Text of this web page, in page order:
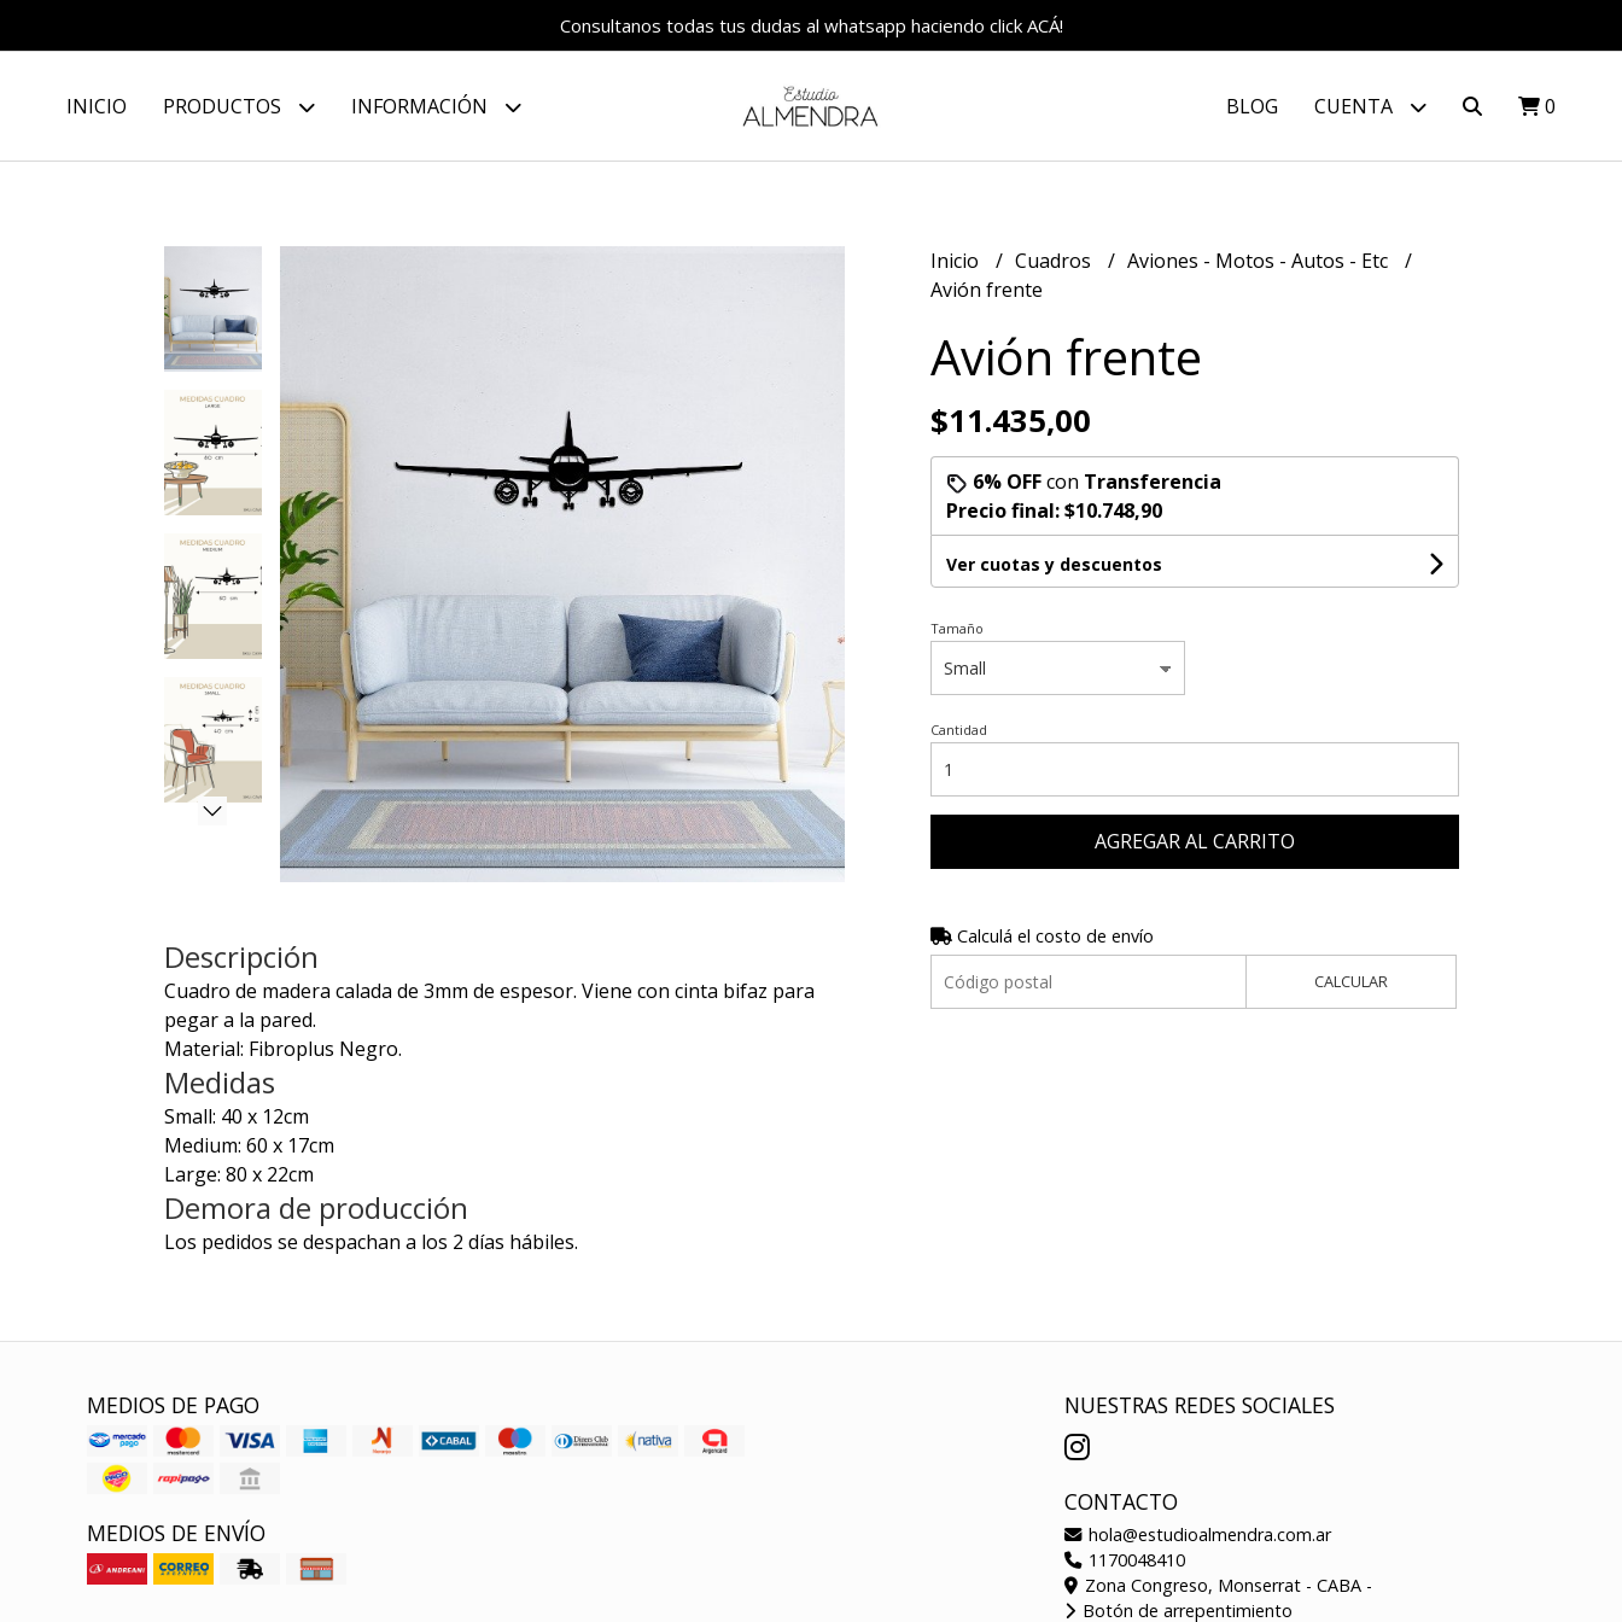
Consultanos todas tus dudas al whatsapp haciendo click ACÁ!
INICIO PRODUCTOS INFORMACIÓN BLOG CUENTA 0
Descripción
Cuadro de madera calada de 3mm de espesor. Viene con cinta bifaz para
pegar a la pared.
Material: Fibroplus Negro.
Medidas
Small: 40 x 12cm
Medium: 60 x 17cm
Large: 80 x 22cm
Demora de producción
Los pedidos se despachan a los 2 días hábiles.
Inicio Cuadros
Aviones - Motos - Autos - Etc
Avión frente
Avión frente
$11.435,00
6% OFFcon Transferencia
Precio final:$10.748,90
Ver cuotas y descuentos
Tamaño
Cantidad
AGREGAR AL CARRITO
Calculá el costo de envío
CALCULAR
MEDIOS DE PAGO
MEDIOS DE ENVÍO
NUESTRAS REDES SOCIALES
CONTACTO
hola@estudioalmendra.com.ar
1170048410
Zona Congreso, Monserrat - CABA -
Botón de arrepentimiento